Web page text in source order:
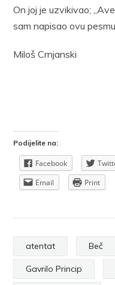
On joj je uzvikivao;
sam napisao ovu
Miloš Crnjanski
Podijelite na:
Facebook
Email
Print
atentat Beč
Gavrilo Princip